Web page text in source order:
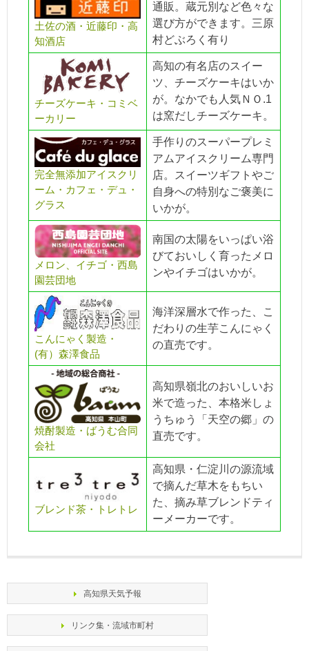
土佐の酒・近藤印・高
知酒店
通販。蔵元別など色々な
選び方ができます。三原
村どぶろく有り
チーズケーキ・コミベ
ーカリー
高知の有名店のスイー
ツ、チーズケーキはいか
が。なかでも人気ＮＯ.1
は窯だしチーズケーキ。
完全無添加アイスクリ
ーム・カフェ・デュ・
グラス
手作りのスーパープレミ
アムアイスクリーム専門
店。スイーツギフトやご
自身への特別なご褒美に
いかが。
メロン、イチゴ・西島
園芸団地
南国の太陽をいっぱい浴
びておいしく育ったメロ
ンやイチゴはいかが。
こんにゃく製造・
(有）森澤食品
海洋深層水で作った、こ
だわりの生芋こんにゃく
の直売です。
焼酎製造・ばうむ合同
会社
高知県嶺北のおいしいお
米で造った、本格米しょ
うちゅう「天空の郷」の
直売です。
ブレンド茶・トレトレ
高知県・仁淀川の源流域
で摘んだ草木をもちい
た、摘み草ブレンドティ
ーメーカーです。
高知県天気予報
リンク集・流域市町村